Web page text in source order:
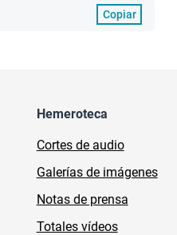
Copiar
Hemeroteca
Cortes de audio
Galerías de imágenes
Notas de prensa
Totales vídeos